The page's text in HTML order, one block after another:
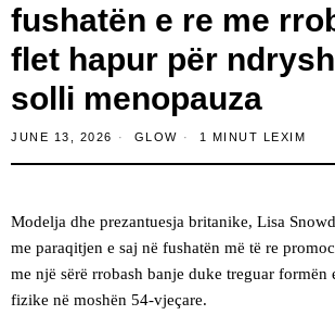
fushatën e re me
flet hapur për
solli menopauza
JUNE 13, 2026 GLOW 1 MINUT LEXIM
Modelja dhe prezantuesja britanike, Lisa
me paraqitjen e saj në fushatën më të re
me një sërë rrobash banje duke treguar formën
fizike në moshën 54-vjeçare.